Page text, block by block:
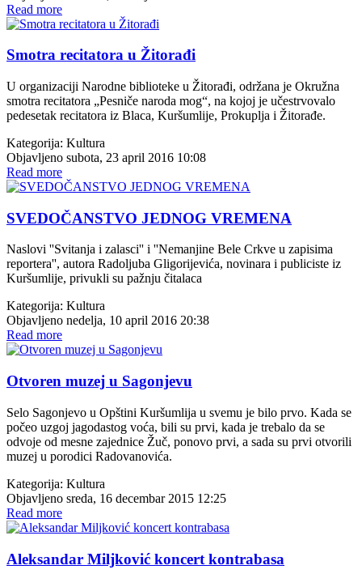
Read more
Smotra recitatora u Žitorađi
U organizaciji Narodne biblioteke u Žitorađi, održana je Okružna
smotra recitatora „Pesniče naroda mog“, na kojoj je učestrvovalo
pedesetak recitatora iz Blaca, Kuršumlije, Prokuplja i Žitorađe.
Kategorija: Kultura
Objavljeno subota, 23 april 2016 10:08
Read more
SVEDOČANSTVO JEDNOG VREMENA
Naslovi ''Svitanja i zalasci'' i ''Nemanjine Bele Crkve u zapisima
reportera'', autora Radoljuba Gligorijevića, novinara i publiciste iz
Kuršumlije, privukli su pažnju čitalaca
Kategorija: Kultura
Objavljeno nedelja, 10 april 2016 20:38
Read more
Otvoren muzej u Sagonjevu
Selo Sagonjevo u Opštini Kuršumlija u svemu je bilo prvo. Kada se
počeo uzgoj jagodastog voća, bili su prvi, kada je trebalo da se
odvoje od mesne zajednice Žuč, ponovo prvi, a sada su prvi otvorili
muzej u porodici Radovanovića.
Kategorija: Kultura
Objavljeno sreda, 16 decembar 2015 12:25
Read more
Aleksandar Miljković koncert kontrabasa